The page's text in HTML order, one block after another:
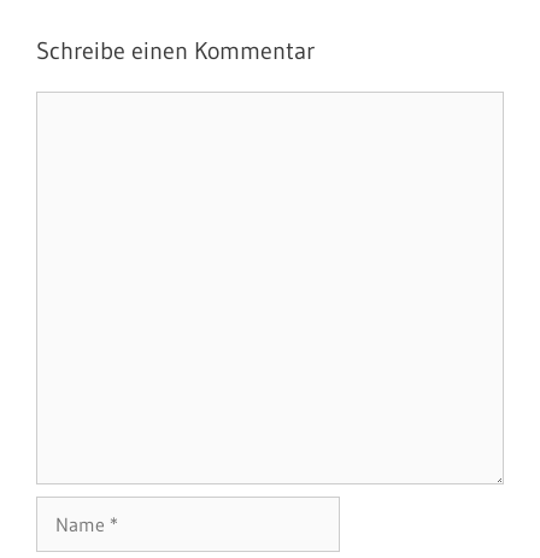
Schreibe einen Kommentar